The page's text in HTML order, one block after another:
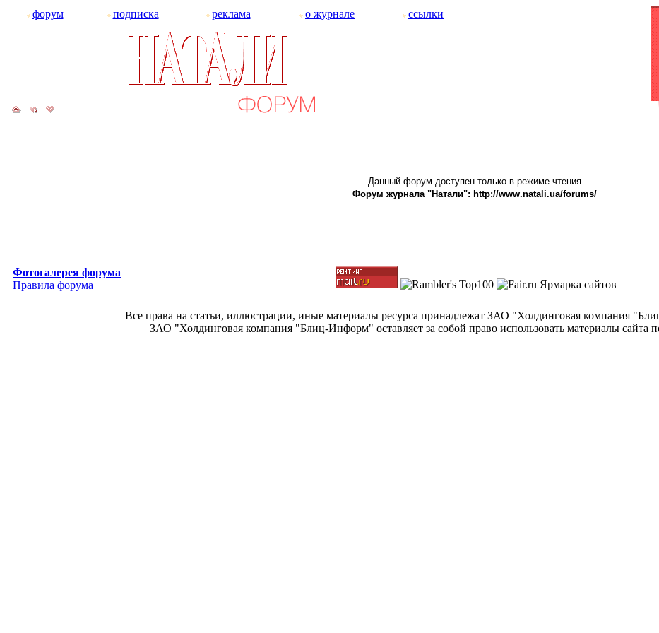
форум подписка реклама о журнале ссылки
Данный форум доступен только в режиме чтения
Форум журнала "Натали": http://www.natali.ua/forums/
Фотогалерея форума
Правила форума
Все права на статьи, иллюстрации, иные материалы ресурса принадлежат ЗАО "Холдинговая компания
ЗАО "Холдинговая компания "Блиц-Информ" оставляет за собой право использовать материалы сайта